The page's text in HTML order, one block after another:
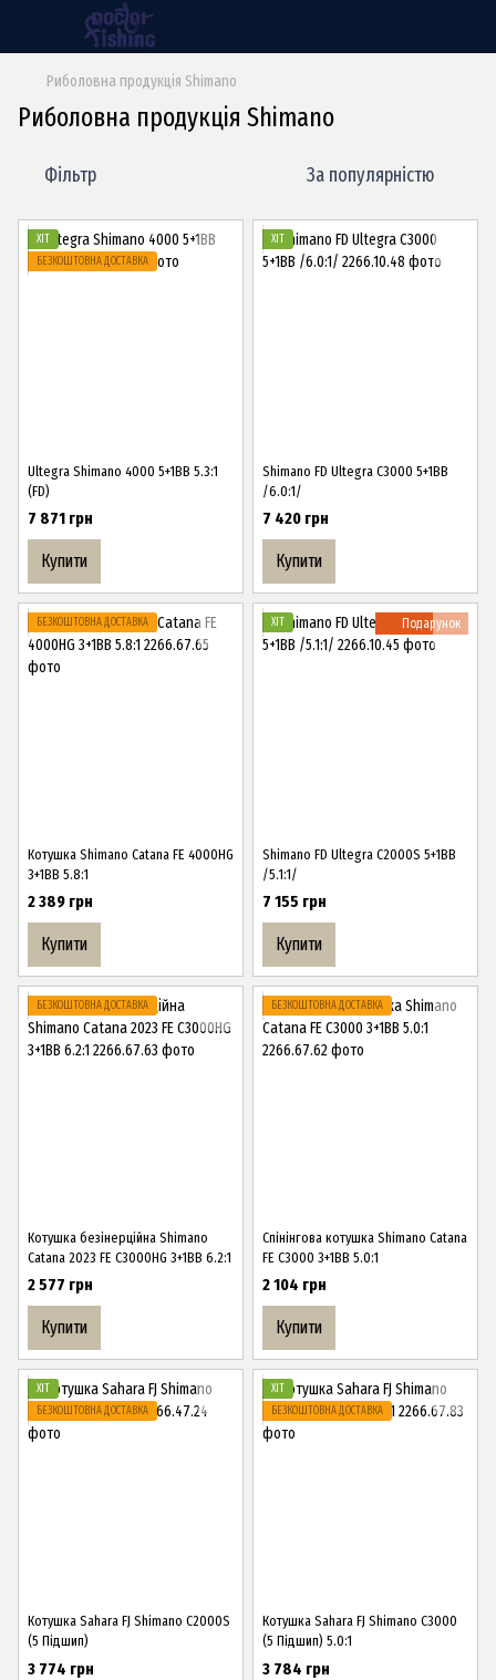
Риболовна продукція Shimano
Риболовна продукція Shimano
Фільтр За популярністю
ХІТ
БЕЗКОШТОВНА ДОСТАВКА
Ultegra Shimano 4000 5+1BB 5.3:1
(FD)
7 871 грн
Купити
ХІТ
Shimano FD Ultegra C3000 5+1BB
/6.0:1/
7 420 грн
Купити
БЕЗКОШТОВНА ДОСТАВКА
Котушка Shimano Catana FE 4000HG
3+1BB 5.8:1
2 389 грн
Купити
Подарунок
ХІТ
Shimano FD Ultegra C2000S 5+1BB
/5.1:1/
7 155 грн
Купити
БЕЗКОШТОВНА ДОСТАВКА
Котушка безінерційна Shimano
Catana 2023 FE C3000HG 3+1BB 6.2:1
2 577 грн
Купити
БЕЗКОШТОВНА ДОСТАВКА
Спінінгова котушка Shimano Catana
FE C3000 3+1BB 5.0:1
2 104 грн
Купити
ХІТ
БЕЗКОШТОВНА ДОСТАВКА
Котушка Sahara FJ Shimano C2000S
(5 Підшип)
3 774 грн
ХІТ
БЕЗКОШТОВНА ДОСТАВКА
Котушка Sahara FJ Shimano C3000
(5 Підшип) 5.0:1
3 784 грн